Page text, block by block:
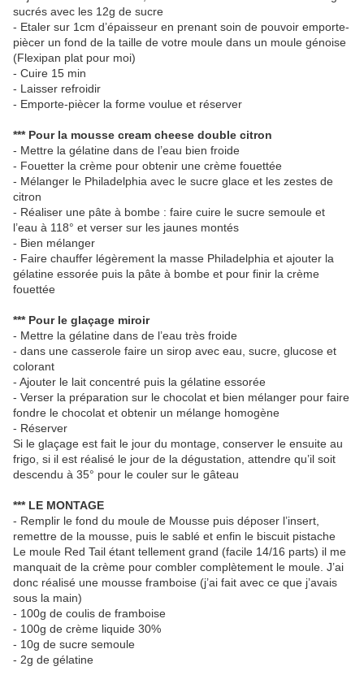
sucrés avec les 12g de sucre
- Etaler sur 1cm d’épaisseur en prenant soin de pouvoir emporte-
piècer un fond de la taille de votre moule dans un moule génoise
(Flexipan plat pour moi)
- Cuire 15 min
- Laisser refroidir
- Emporte-piècer la forme voulue et réserver
*** Pour la mousse cream cheese double citron
- Mettre la gélatine dans de l’eau bien froide
- Fouetter la crème pour obtenir une crème fouettée
- Mélanger le Philadelphia avec le sucre glace et les zestes de
citron
- Réaliser une pâte à bombe : faire cuire le sucre semoule et
l’eau à 118° et verser sur les jaunes montés
- Bien mélanger
- Faire chauffer légèrement la masse Philadelphia et ajouter la
gélatine essorée puis la pâte à bombe et pour finir la crème
fouettée
*** Pour le glaçage miroir
- Mettre la gélatine dans de l’eau très froide
- dans une casserole faire un sirop avec eau, sucre, glucose et
colorant
- Ajouter le lait concentré puis la gélatine essorée
- Verser la préparation sur le chocolat et bien mélanger pour faire
fondre le chocolat et obtenir un mélange homogène
- Réserver
Si le glaçage est fait le jour du montage, conserver le ensuite au
frigo, si il est réalisé le jour de la dégustation, attendre qu’il soit
descendu à 35° pour le couler sur le gâteau
*** LE MONTAGE
- Remplir le fond du moule de Mousse puis déposer l’insert,
remettre de la mousse, puis le sablé et enfin le biscuit pistache
Le moule Red Tail étant tellement grand (facile 14/16 parts) il me
manquait de la crème pour combler complètement le moule. J’ai
donc réalisé une mousse framboise (j’ai fait avec ce que j’avais
sous la main)
- 100g de coulis de framboise
- 100g de crème liquide 30%
- 10g de sucre semoule
- 2g de gélatine